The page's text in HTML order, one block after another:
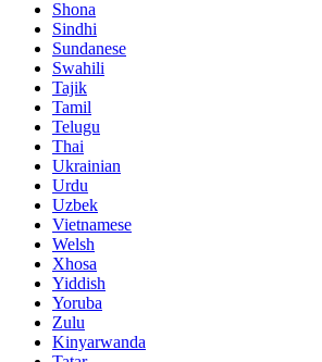
Shona
Sindhi
Sundanese
Swahili
Tajik
Tamil
Telugu
Thai
Ukrainian
Urdu
Uzbek
Vietnamese
Welsh
Xhosa
Yiddish
Yoruba
Zulu
Kinyarwanda